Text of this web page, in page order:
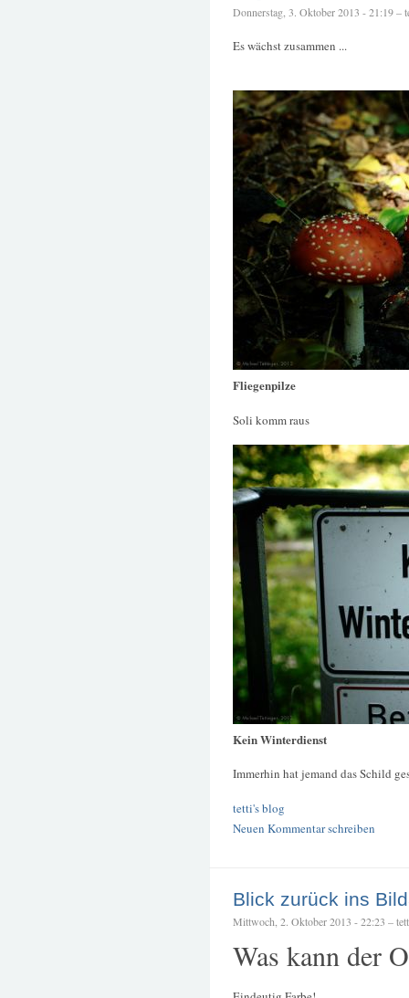
Donnerstag, 3. Oktober 2013 - 21:19 –
Es wächst zusammen ...
Fliegenpilze
Soli komm raus
Kein Winterdienst
Immerhin hat jemand das Schild
tetti's blog
Neuen Kommentar schreiben
Blick zurück ins
Mittwoch, 2. Oktober 2013 - 22:23 –
Was kann der